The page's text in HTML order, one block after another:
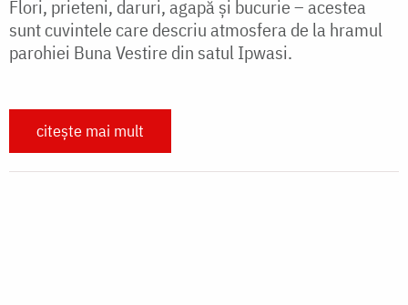
de copii de la ea din sat care, în curând, nu vor mai fi
primiți la școală din pricina...
citește mai mult